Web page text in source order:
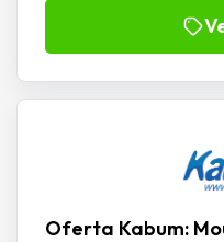
Oferta Kabum: